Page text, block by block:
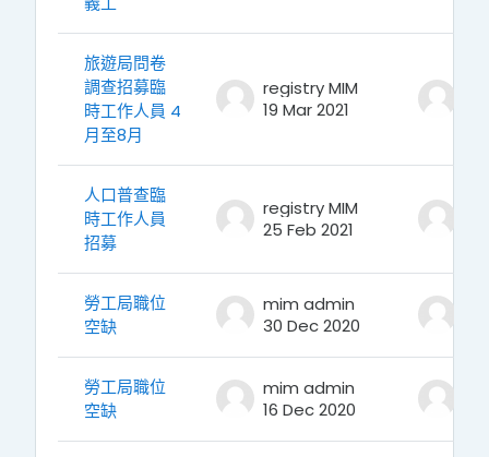
旅遊局問卷
調查招募臨
時工作人員 4
月至8月
registry MIM
19 Mar 2021
人口普查臨
時工作人員
招募
registry MIM
25 Feb 2021
勞工局職位
空缺
mim admin
30 Dec 2020
勞工局職位
空缺
mim admin
16 Dec 2020